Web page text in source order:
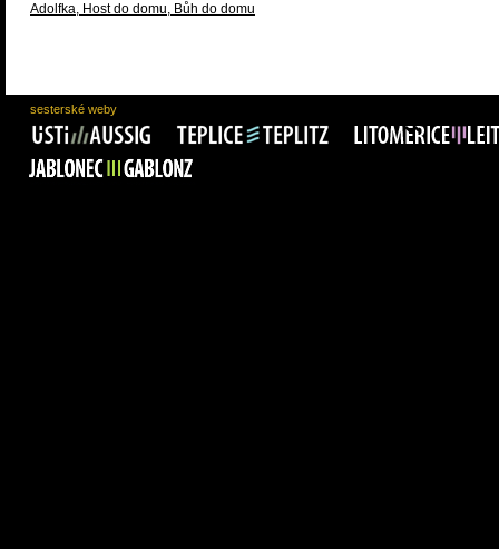
Adolfka, Host do domu, Bůh do domu
sesterské weby